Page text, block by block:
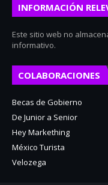
INFORMACIÓN
Este sitio web no
informativo.
COLABORACIONES
Becas de Gobierno
De Junior a Senior
Hey Markething
México Turista
Velozega